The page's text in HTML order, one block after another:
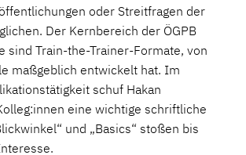
oder Streitfragen der
Der Kernbereich der ÖGPB
sind Train-the-Trainer-Formate, von
maßgeblich entwickelt hat. Im
schuf Hakan
eine wichtige schriftliche
und „Basics“ stoßen bis